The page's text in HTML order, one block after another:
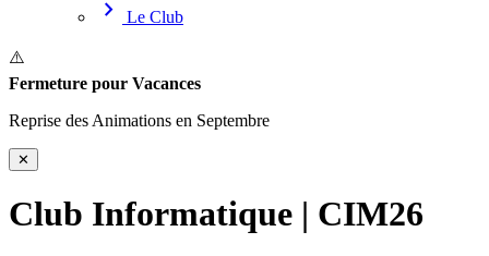
chevron_right Le Club
⚠️
Fermeture pour Vacances
Reprise des Animations en Septembre
✕
Club Informatique | CIM26